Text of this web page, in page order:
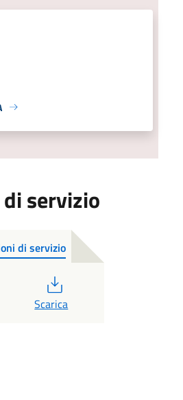
servizio
di servizio
Scarica